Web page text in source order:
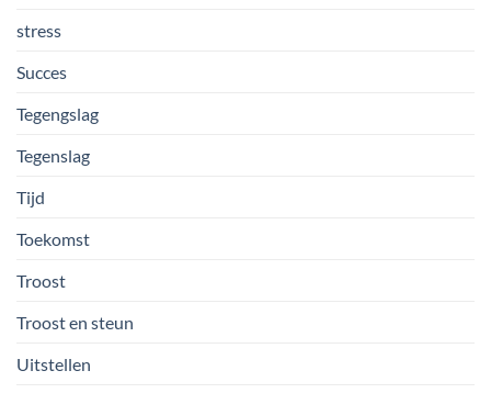
stress
Succes
Tegengslag
Tegenslag
Tijd
Toekomst
Troost
Troost en steun
Uitstellen